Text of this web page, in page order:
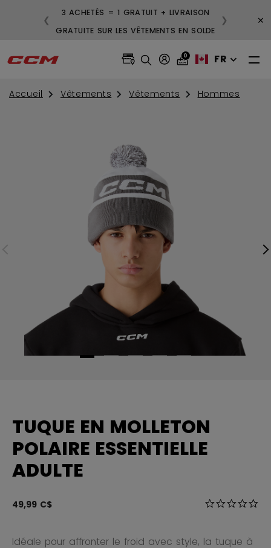
3 ACHETÉS = 1 GRATUIT + LIVRAISON
GRATUITE SUR LES VÊTEMENTS EN SOLDE
❮ ❯ ×
0 FR
Accueil Vêtements Vêtements Hommes
TUQUE EN MOLLETON
POLAIRE ESSENTIELLE
ADULTE
49,99 C$ 3,9 sur 5
Idéale pour affronter le froid avec style, la tuque à